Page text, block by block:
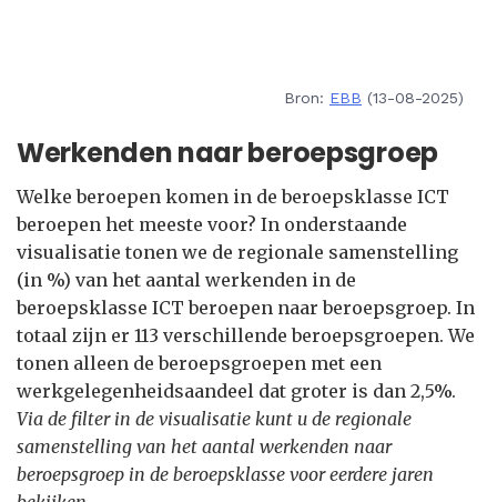
Bron: EBB (13-08-2025)
Werkenden naar beroepsgroep
Welke beroepen komen in de beroepsklasse ICT
beroepen het meeste voor? In onderstaande
visualisatie tonen we de regionale samenstelling
(in %) van het aantal werkenden in de
beroepsklasse ICT beroepen naar beroepsgroep. In
totaal zijn er 113 verschillende beroepsgroepen. We
tonen alleen de beroepsgroepen met een
werkgelegenheidsaandeel dat groter is dan 2,5%.
Via de filter in de visualisatie kunt u de regionale
samenstelling van het aantal werkenden naar
beroepsgroep in de beroepsklasse voor eerdere jaren